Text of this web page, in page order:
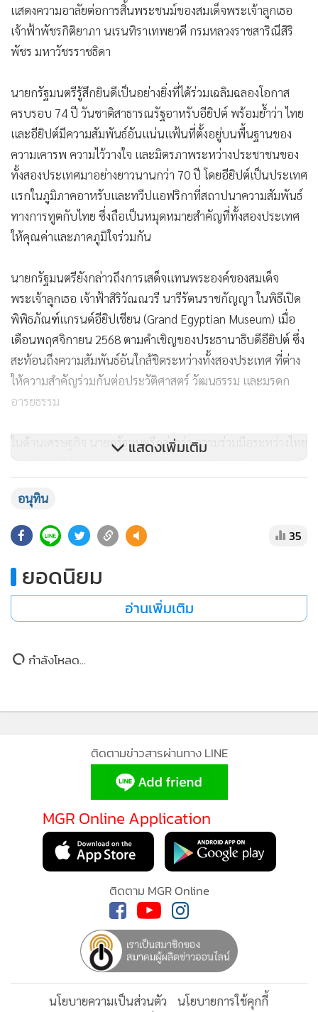
แสดงความอาลัยต่อการสิ้นพระชนม์ของสมเด็จพระเจ้าลูกเธอ
เจ้าฟ้าพัชรกิติยาภา นเรนทิราเทพยวดี กรมหลวงราชสาริณีสิริ
พัชร มหาวัชรราชธิดา
นายกรัฐมนตรีรู้สึกยินดีเป็นอย่างยิ่งที่ได้ร่วมเฉลิมฉลองโอกาส
ครบรอบ 74 ปี วันชาติสาธารณรัฐอาหรับอียิปต์ พร้อมย้ำว่า ไทย
และอียิปต์มีความสัมพันธ์อันแน่นแฟ้นที่ตั้งอยู่บนพื้นฐานของ
ความเคารพ ความไว้วางใจ และมิตรภาพระหว่างประชาชนของ
ทั้งสองประเทศมาอย่างยาวนานกว่า 70 ปี โดยอียิปต์เป็นประเทศ
แรกในภูมิภาคอาหรับและทวีปแอฟริกาที่สถาปนาความสัมพันธ์
ทางการทูตกับไทย ซึ่งถือเป็นหมุดหมายสำคัญที่ทั้งสองประเทศ
ให้คุณค่าและภาคภูมิใจร่วมกัน
นายกรัฐมนตรียังกล่าวถึงการเสด็จแทนพระองค์ของสมเด็จ
พระเจ้าลูกเธอ เจ้าฟ้าสิริวัณณวรี นารีรัตนราชกัญญา ในพิธีเปิด
พิพิธภัณฑ์แกรนด์อียิปเชียน (Grand Egyptian Museum) เมื่อ
เดือนพฤศจิกายน 2568 ตามคำเชิญของประธานาธิบดีอียิปต์ ซึ่ง
สะท้อนถึงความสัมพันธ์อันใกล้ชิดระหว่างทั้งสองประเทศ ที่ต่าง
ให้ความสำคัญร่วมกันต่อประวัติศาสตร์ วัฒนธรรม และมรดก
อารยธรรม
ในด้านเศรษฐกิจ นายกรัฐมนตรีกล่าวว่า ความร่วมมือระหว่างไทย
และอียิปต์มีพัฒนาการอย่างต่อเนื่อง โดยในปี 2568 มูลค่าการค้า
ที่ภาคธุรกิจไทยได้ขยายการลงทุนในอียิปต์มากขึ้น สะท้อนถึง
ความเชื่อมั่นของภาคเอกชนที่มีต่อศักยภาพและความสัมพันธ์
ระหว่างทั้งสองประเทศ
.
นายกรัฐมนตรียังกล่าวถึงความสัมพันธ์ระดับประชาชน ซึ่งถือ
เป็นรากฐานสำคัญของมิตรภาพไทย–อียิปต์ โดยอียิปต์เป็นจุด
ประมาณ 3,600 คน ศึกษาอยู่ที่มหาวิทยาลัยอัล-อัซฮาร ซึ่งมี
ประชาชนของทั้งสองประเทศ
ในตอนท้าย นายกรัฐมนตรียืนยันว่า ไทยพร้อมส่งเสริมความร่วม
มือกับประเทศในภูมิภาคแอฟริกาผ่านข้อริเริ่มความร่วมมือ
ระหว่างไทย–แอฟริกา (Thailand–Africa Initiative) และหวัง
เป็นอย่างยิ่งว่าจะได้รับการสนับสนุนจากอียิปต์ในฐานะมิตร
ประเทศและหุ้นส่วนที่สำคัญ พร้อมทั้งอวยพรให้รัฐบาลและ
ประชาชนชาวอียิปต์ประสบแต่สันติภาพ ความก้าวหน้า และ
ความเจริญรุ่งเรือง ตลอดจนขอให้มิตรภาพระหว่างไทยกับอียิปต์
แสดงเพิ่มเติม
อนุทิน
35
ยอดนิยม
อ่านเพิ่มเติม
กำลังโหลด...
ติดตามข่าวสารผ่านทาง LINE
MGR Online Application
ติดตาม MGR Online
นโยบายความเป็นส่วนตัว นโยบายการใช้คุกกี้